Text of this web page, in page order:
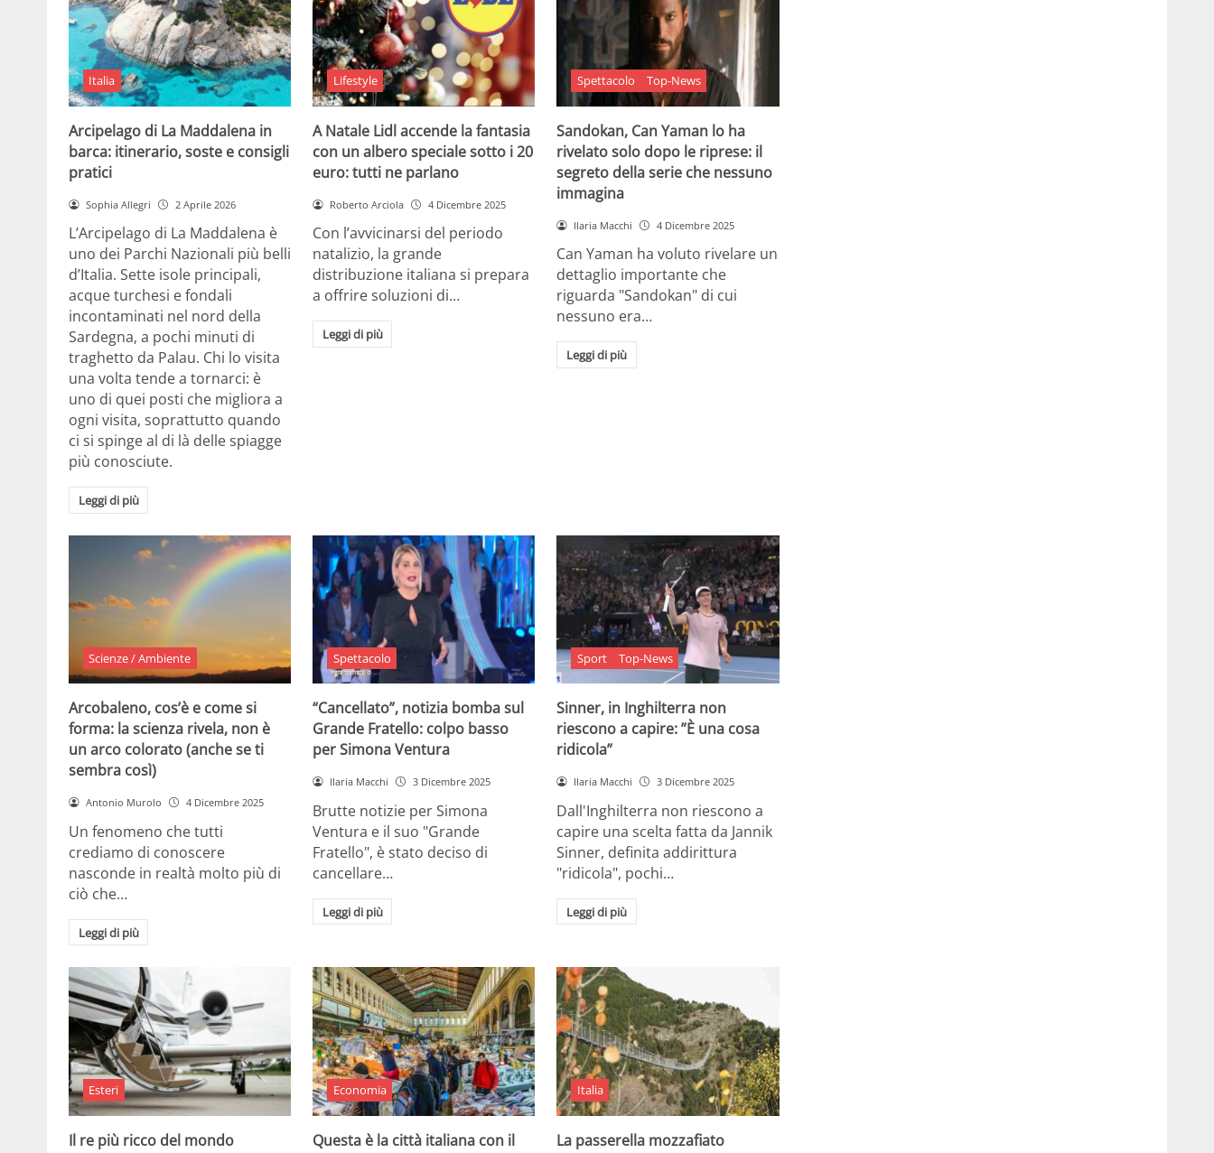
Italia
Arcipelago di La Maddalena in
barca: itinerario, soste e consigli
pratici
Sophia Allegri 2 Aprile 2026
L’Arcipelago di La Maddalena è
uno dei Parchi Nazionali più belli
d’Italia. Sette isole principali,
acque turchesi e fondali
incontaminati nel nord della
Sardegna, a pochi minuti di
traghetto da Palau. Chi lo visita
una volta tende a tornarci: è
uno di quei posti che migliora a
ogni visita, soprattutto quando
ci si spinge al di là delle spiagge
più conosciute.
Leggi di più
Lifestyle
A Natale Lidl accende la fantasia
con un albero speciale sotto i 20
euro: tutti ne parlano
Roberto Arciola 4 Dicembre 2025
Con l’avvicinarsi del periodo
natalizio, la grande
distribuzione italiana si prepara
a offrire soluzioni di…
Leggi di più
Spettacolo Top-News
Sandokan, Can Yaman lo ha
rivelato solo dopo le riprese: il
segreto della serie che nessuno
immagina
Ilaria Macchi 4 Dicembre 2025
Can Yaman ha voluto rivelare un
dettaglio importante che
riguarda "Sandokan" di cui
nessuno era…
Leggi di più
Scienze / Ambiente
Arcobaleno, cos’è e come si
forma: la scienza rivela, non è
un arco colorato (anche se ti
sembra così)
Antonio Murolo 4 Dicembre 2025
Un fenomeno che tutti
crediamo di conoscere
nasconde in realtà molto più di
ciò che…
Leggi di più
Spettacolo
“Cancellato”, notizia bomba sul
Grande Fratello: colpo basso
per Simona Ventura
Ilaria Macchi 3 Dicembre 2025
Brutte notizie per Simona
Ventura e il suo "Grande
Fratello", è stato deciso di
cancellare…
Leggi di più
Sport Top-News
Sinner, in Inghilterra non
riescono a capire: ”È una cosa
ridicola”
Ilaria Macchi 3 Dicembre 2025
Dall'Inghilterra non riescono a
capire una scelta fatta da Jannik
Sinner, definita addirittura
"ridicola", pochi…
Leggi di più
Esteri
Il re più ricco del mondo
Economia
Questa è la città italiana con il
Italia
La passerella mozzafiato